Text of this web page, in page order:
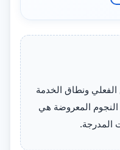
ونطاق الخدمة
النجوم المعروضة هي
المدرجة.